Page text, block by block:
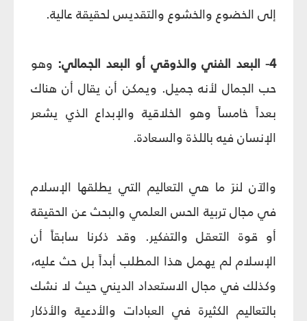
إلى الخضوع والخشوع والتقديس لحقيقة عالية.
4- البعد الفني والذوقي أو البعد الجمالي:
وهو
حب الجمال لأنه جميل. ويمكن أن يقال أن هناك
بعداً خامساً وهو الخلاقية والإبداع الذي يشعر
الإنسان فيه باللذة والسعادة.
والآن لنرَ ما هي التعاليم التي يطلقها الإسلام
في مجال تربية الحس العلمي والبحث عن الحقيقة
أو قوة التعقل والتفكير. وقد ذكرنا سابقاً أن
الإسلام لم يهمل هذا المطلب أبداً بل حث عليه،
وكذلك في مجال الاستعداد الديني حيث لا نشك
بالتعاليم الكثيرة في العبادات والأدعية والأذكار